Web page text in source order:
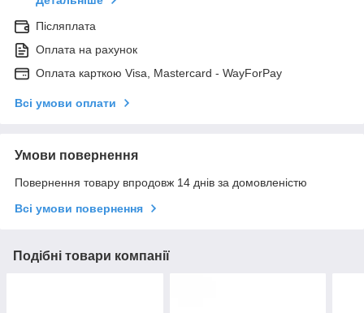
Післяплата
Оплата на рахунок
Оплата карткою Visa, Mastercard - WayForPay
Всі умови оплати
Умови повернення
Повернення товару впродовж 14 днів за домовленістю
Всі умови повернення
Подібні товари компанії